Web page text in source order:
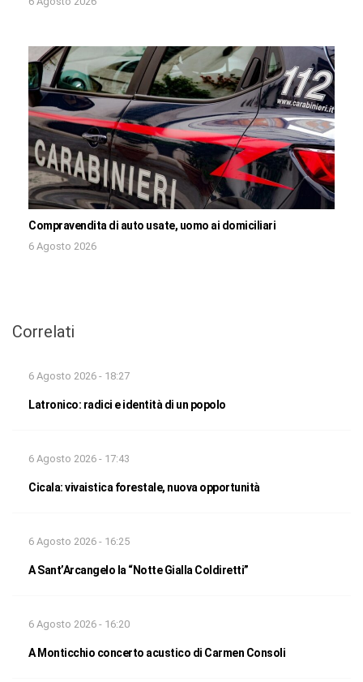
Compravendita di auto usate, uomo ai domiciliari
6 Agosto 2026
Correlati
6 Agosto 2026 - 18:27
Latronico: radici e identità di un popolo
6 Agosto 2026 - 17:43
Cicala: vivaistica forestale, nuova opportunità
6 Agosto 2026 - 16:25
A Sant’Arcangelo la “Notte Gialla Coldiretti”
6 Agosto 2026 - 16:20
A Monticchio concerto acustico di Carmen Consoli